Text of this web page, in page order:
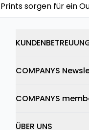
Prints sorgen für ein
COMPANYS
COMPANYS
ÜBER UNS